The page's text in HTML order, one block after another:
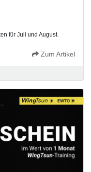
für Juli und August.
Zum Artikel